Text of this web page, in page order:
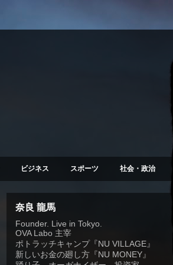
ビジネス スポーツ 社会・政治
奈良 龍馬
Founder. Live in Tokyo.
OVA Labo 主宰
ポトラッチキャンプ『NU VILLAGE』
新しいお金の廻し方『NU MONEY』